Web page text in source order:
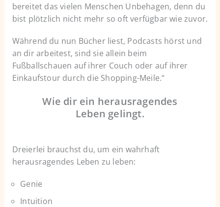
bereitet das vielen Menschen Unbehagen, denn du
bist plötzlich nicht mehr so ​​oft verfügbar wie zuvor.
Während du nun Bücher liest, Podcasts hörst und
an dir arbeitest, sind sie allein beim
Fußballschauen auf ihrer Couch oder auf ihrer
Einkaufstour durch die Shopping-Meile.“
Wie dir ein herausragendes
Leben gelingt.
Dreierlei brauchst du, um ein wahrhaft
herausragendes Leben zu leben:
Genie
Intuition